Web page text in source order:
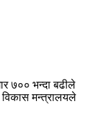
७०० भन्दा बढीले
विकास मन्त्रालयले